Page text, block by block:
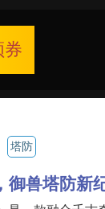
券
塔防
御兽塔防新